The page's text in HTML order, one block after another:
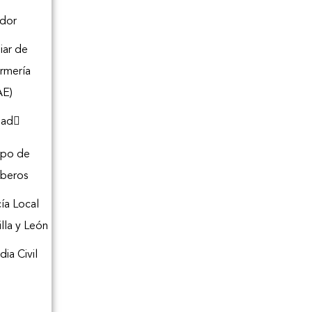
de
de
Local
y León
Civil